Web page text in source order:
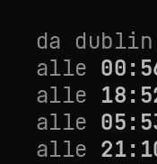
da dublin
alle
alle
alle
alle